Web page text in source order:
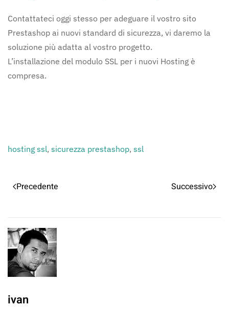
Contattateci oggi stesso per adeguare il vostro sito
Prestashop ai nuovi standard di sicurezza, vi daremo la
soluzione più adatta al vostro progetto.
L’installazione del modulo SSL per i nuovi Hosting è
compresa.
hosting ssl, sicurezza prestashop, ssl
Precedente Successivo
ivan